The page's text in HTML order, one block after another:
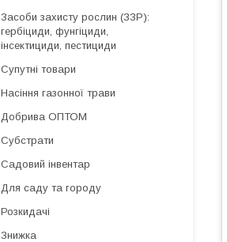
Засоби захисту рослин (ЗЗР):
гербіциди, фунгіциди,
інсектициди, пестициди
Супутні товари
Насіння газонної трави
Добрива ОПТОМ
Субстрати
Садовий інвентар
Для саду та городу
Розкидачі
Знижка